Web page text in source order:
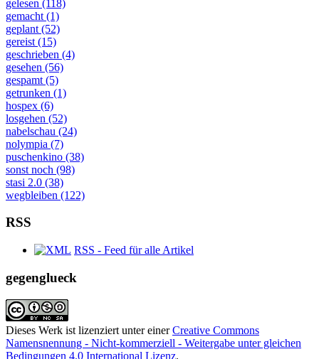
gelesen (118)
gemacht (1)
geplant (52)
gereist (15)
geschrieben (4)
gesehen (56)
gespamt (5)
getrunken (1)
hospex (6)
losgehen (52)
nabelschau (24)
nolympia (7)
puschenkino (38)
sonst noch (98)
stasi 2.0 (38)
wegbleiben (122)
RSS
RSS - Feed für alle Artikel
gegenglueck
Dieses Werk ist lizenziert unter einerCreative Commons
Namensnennung - Nicht-kommerziell - Weitergabe unter gleichen
Bedingungen 4.0 International Lizenz.